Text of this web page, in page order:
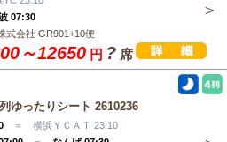
07:30
式会社 GR901+10便
～12650 円 ? 席
ゆったりシート 2610236
＝ 横浜ＹＣＡＴ 23:10